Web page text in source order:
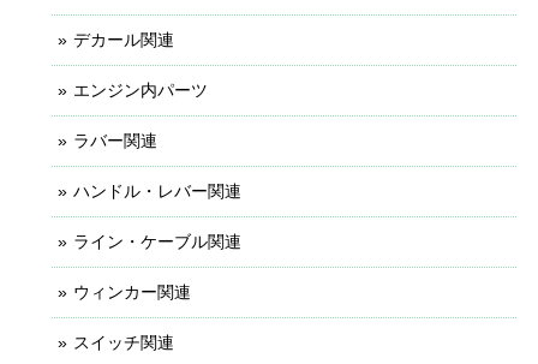
デカール関連
エンジン内パーツ
ラバー関連
ハンドル・レバー関連
ライン・ケーブル関連
ウィンカー関連
スイッチ関連